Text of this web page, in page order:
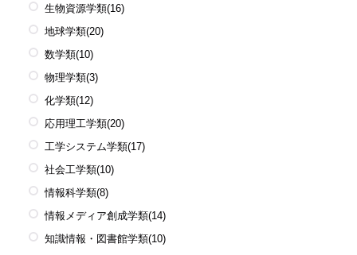
生物資源学類(16)
地球学類(20)
数学類(10)
物理学類(3)
化学類(12)
応用理工学類(20)
工学システム学類(17)
社会工学類(10)
情報科学類(8)
情報メディア創成学類(14)
知識情報・図書館学類(10)